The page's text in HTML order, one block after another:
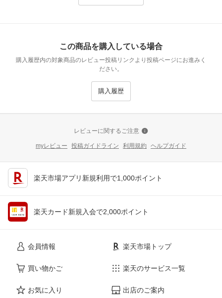
この商品を購入している場合
購入履歴内の対象商品のレビュー投稿リンクより投稿ページにお進みく
ださい。
購入履歴
レビューに関するご注意
myレビュー 投稿ガイドライン 利用規約 ヘルプガイド
楽天市場アプリ新規利用で1,000ポイント
楽天カード新規入会で2,000ポイント
会員情報
買い物かご
お気に入り
楽天市場トップ
楽天のサービス一覧
出店のご案内